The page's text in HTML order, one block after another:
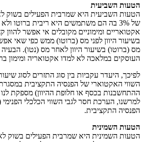
הטעות השביעית
הטעות השביעית היא שמרבית הפעילים בשוק
של 3% בה הם משתמשים היא ריבית ברוטו
אקטואריים ומימוניים מקובלים אי אפשר
בשיעור היוון לפני מס (ברוטו) ממש כפי שאי
מס (ברוטו) בשיעור היוון לאחר מס (נטו).
העוסקים במלאכה לא למדו אקטואריה ומימון
לפיכך, היעדר עקביות בין סוג התזרים לסוג
השווי האקטוארי של הפנסיה התקציבית
ההתחשבנות בכסף או חלופת ההיוון) מספקת לנו
הפנסיה התקציבית.
הטעות השמינית
הטעות השמינית היא שמרבית הפעילים בשוק